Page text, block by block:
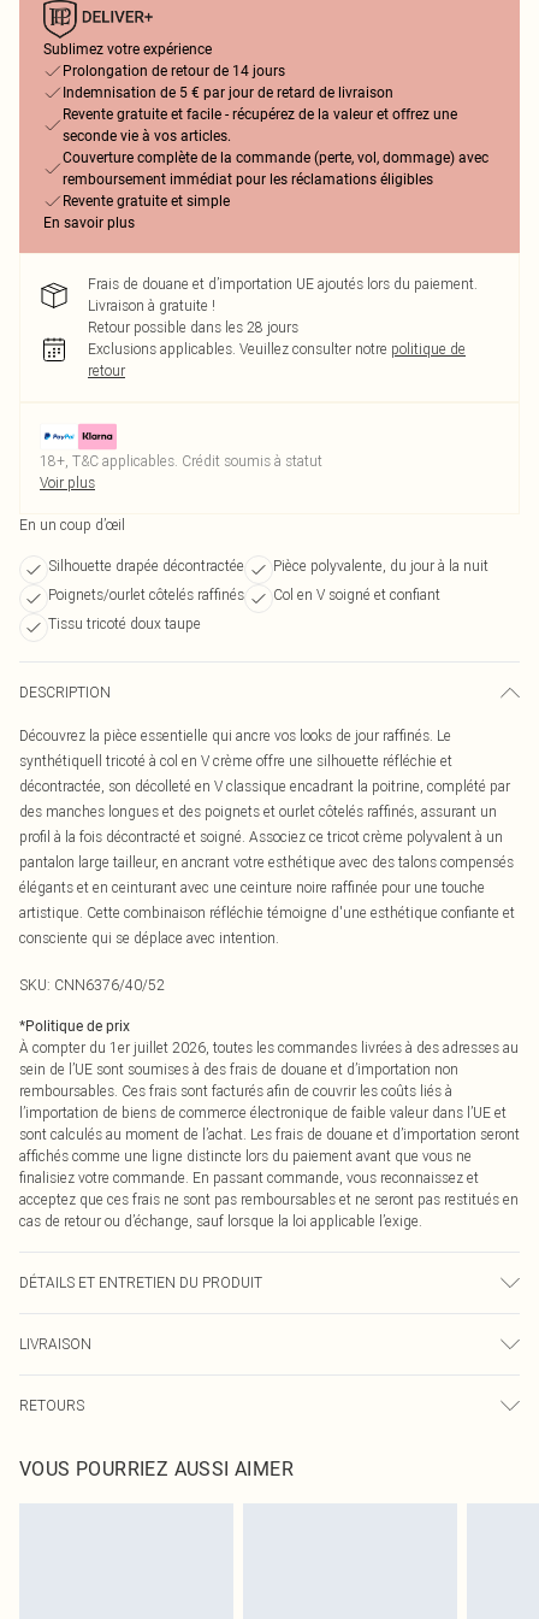
Sublimez votre expérience
Prolongation de retour de 14 jours
Indemnisation de 5 € par jour de retard de livraison
Revente gratuite et facile - récupérez de la valeur et offrez une
seconde vie à vos articles.
Couverture complète de la commande (perte, vol, dommage) avec
remboursement immédiat pour les réclamations éligibles
Revente gratuite et simple
En savoir plus
Frais de douane et d’importation UE ajoutés lors du paiement.
Livraison à gratuite !
Retour possible dans les 28 jours
Exclusions applicables. Veuillez consulter notre politique de
retour
18+, T&C applicables. Crédit soumis à statut
Voir plus
En un coup d’œil
Silhouette drapée décontractée
Pièce polyvalente, du jour à la nuit
Poignets/ourlet côtelés raffinés
Col en V soigné et confiant
Tissu tricoté doux taupe
DESCRIPTION
Découvrez la pièce essentielle qui ancre vos looks de jour raffinés. Le
synthétiquell tricoté à col en V crème offre une silhouette réfléchie et
décontractée, son décolleté en V classique encadrant la poitrine, complété par
des manches longues et des poignets et ourlet côtelés raffinés, assurant un
profil à la fois décontracté et soigné. Associez ce tricot crème polyvalent à un
pantalon large tailleur, en ancrant votre esthétique avec des talons compensés
élégants et en ceinturant avec une ceinture noire raffinée pour une touche
artistique. Cette combinaison réfléchie témoigne d'une esthétique confiante et
consciente qui se déplace avec intention.
SKU: CNN6376/40/52
*Politique de prix
À compter du 1er juillet 2026, toutes les commandes livrées à des adresses au
sein de l’UE sont soumises à des frais de douane et d’importation non
remboursables. Ces frais sont facturés afin de couvrir les coûts liés à
l’importation de biens de commerce électronique de faible valeur dans l’UE et
sont calculés au moment de l’achat. Les frais de douane et d’importation seront
affichés comme une ligne distincte lors du paiement avant que vous ne
finalisiez votre commande. En passant commande, vous reconnaissez et
acceptez que ces frais ne sont pas remboursables et ne seront pas restitués en
cas de retour ou d’échange, sauf lorsque la loi applicable l’exige.
DÉTAILS ET ENTRETIEN DU PRODUIT
Veuillez noter : en raison du tissu utilisé, la couleur peut déteindre.
LIVRAISON
Livraison express France
Jusqu'à 2-3 jours ouvrables
RETOURS
pour nous retourner un article.
Veuillez noter que nous ne pouvons pas rembourser les masques tendance, les
VOUS POURRIEZ AUSSI AIMER